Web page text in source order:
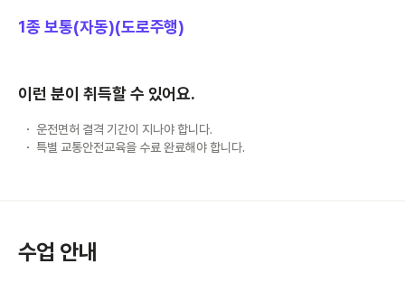
1종 보통(자동)(도로주행)
이런 분이 취득할 수 있어요.
운전면허 결격 기간이 지나야 합니다.
특별 교통안전교육을 수료 완료해야 합니다.
수업 안내